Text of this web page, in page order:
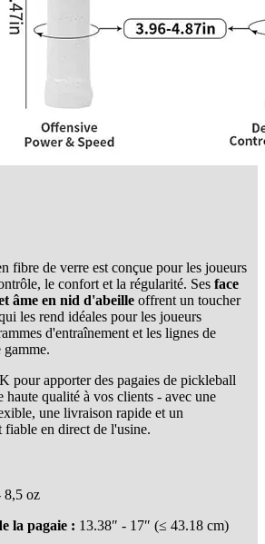
fibre de verre est conçue pour les joueurs
le confort et la régularité. Ses face
âme en nid d'abeille offrent un toucher
les rend idéales pour les joueurs
d'entraînement et les lignes de
gamme.
pour apporter des pagaies de pickleball
haute qualité à vos clients - avec une
une livraison rapide et un
fiable en direct de l'usine.
8,5 oz
la pagaie : 13.38″ - 17″ (≤ 43.18 cm)